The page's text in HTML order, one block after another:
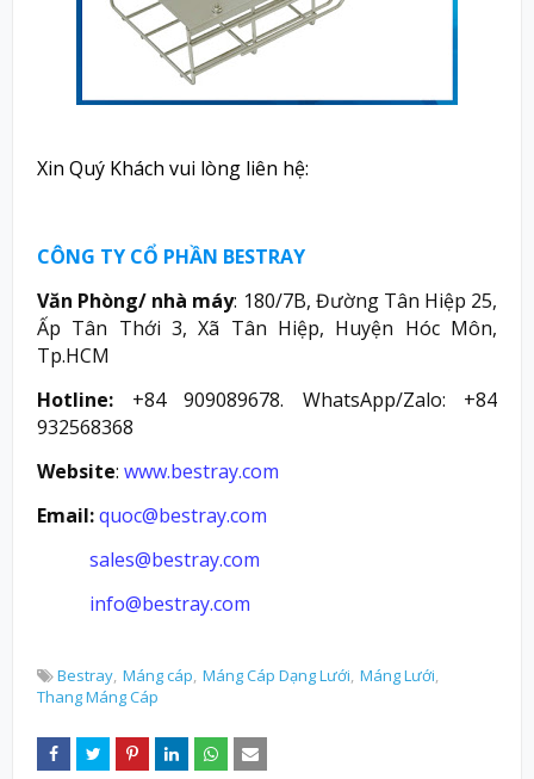
Xin Quý Khách vui lòng liên hệ:
CÔNG TY CỔ PHẦN BESTRAY
Văn Phòng/ nhà máy: 180/7B, Đường Tân Hiệp 25,
Ấp Tân Thới 3, Xã Tân Hiệp, Huyện Hóc Môn,
Tp.HCM
Hotline: +84 909089678. WhatsApp/Zalo: +84
932568368
Website: www.bestray.com
Email:quoc@bestray.com
sales@bestray.com
info@bestray.com
Bestray Máng cáp Máng Cáp Dạng Lưới Máng Lưới
Thang Máng Cáp